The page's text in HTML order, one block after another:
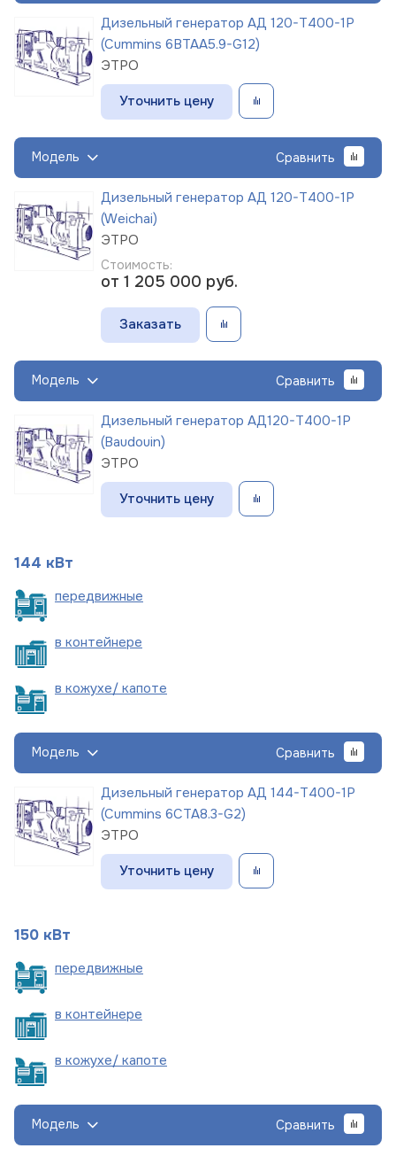
Дизельный генератор АД 120-Т400-1Р
(Cummins 6BTAA5.9-G12)
ЭТРО
Уточнить цену
Модель Сравнить
Дизельный генератор АД 120-Т400-1Р
(Weichai)
ЭТРО
Стоимость:
от 1 205 000 руб.
Заказать
Модель Сравнить
Дизельный генератор АД120-Т400-1Р
(Baudouin)
ЭТРО
Уточнить цену
144 кВт
передвижные
в контейнере
в кожухе/ капоте
Модель Сравнить
Дизельный генератор АД 144-Т400-1Р
(Cummins 6CTA8.3-G2)
ЭТРО
Уточнить цену
150 кВт
передвижные
в контейнере
в кожухе/ капоте
Модель Сравнить